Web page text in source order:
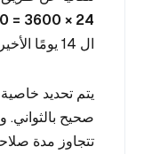
24 × 3600 = 1209600
ال 14 يومًا الأخيرة فقط في المجموعة.
صحيح بالثواني.
تتجاوز مدة